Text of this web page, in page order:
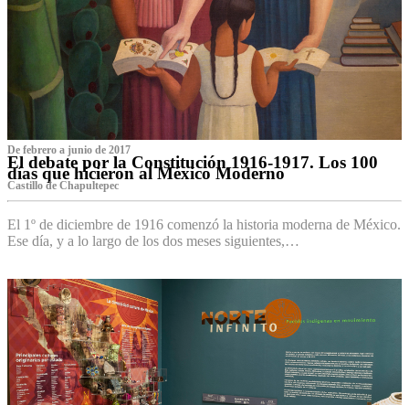
De febrero a junio de 2017
El debate por la Constitución 1916-1917. Los 100
días que hicieron al México Moderno
Castillo de Chapultepec
El 1º de diciembre de 1916 comenzó la historia moderna de México.
Ese día, y a lo largo de los dos meses siguientes,…